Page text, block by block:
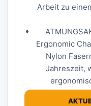
Arbeit zu
Ergonomic
Nylon
Jahreszeit,